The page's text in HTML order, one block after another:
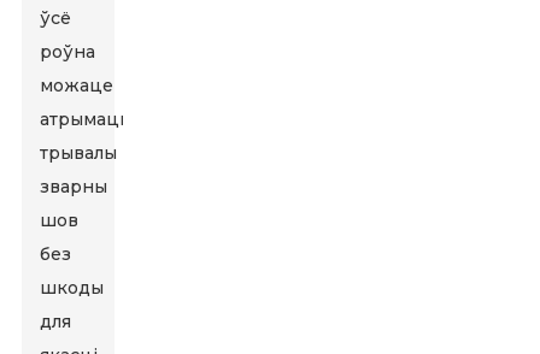
ўсё
роўна
можаце
атрымаць
трывалы
зварны
шов
без
шкоды
для